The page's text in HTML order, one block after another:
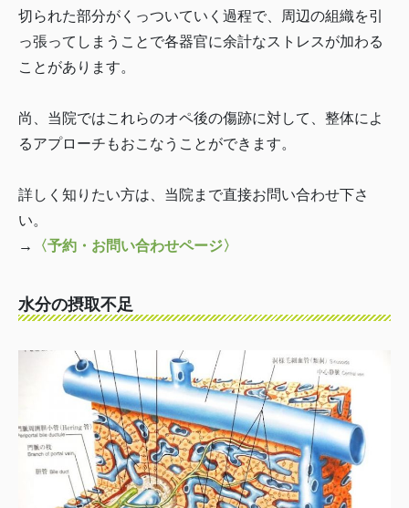
切られた部分がくっついていく過程で、周辺の組織を引
っ張ってしまうことで各器官に余計なストレスが加わる
ことがあります。
尚、当院ではこれらのオペ後の傷跡に対して、整体によ
るアプローチもおこなうことができます。
詳しく知りたい方は、当院まで直接お問い合わせ下さ
い。
→
〈予約・お問い合わせページ〉
水分の摂取不足